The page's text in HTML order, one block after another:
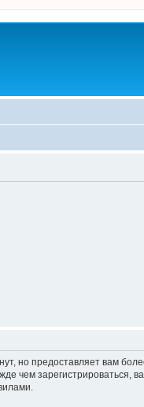
но предоставляет вам
чем зарегистрироваться,